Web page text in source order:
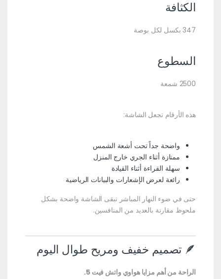
الكثافة
347 بكسل لكل بوصة
السطوع
2500 شمعة
هذه الأرقام تجعل الشاشة:
واضحة جداً تحت أشعة الشمس
ممتازة أثناء الجري خارج المنزل
سهلة القراءة أثناء القيادة
رائعة لعرض الإشعارات والبيانات الرياضية
حتى في ضوء النهار المباشر تبقى الشاشة واضحة بشكل
ملحوظ مقارنة بالعديد من المنافسين.
🪶 تصميم خفيف ومريح طوال اليوم
الراحة من أهم مزايا هواوي واتش فيت 5.